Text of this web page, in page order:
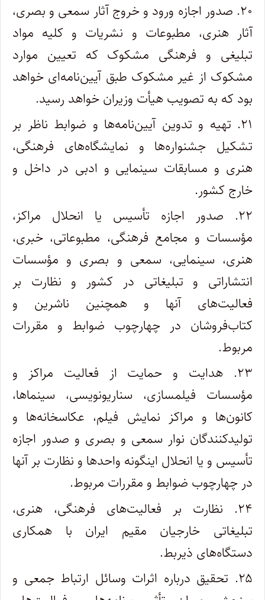
۲۰. صدور اجازه ورود و خروج آثار سمعی و بصری،
آثار هنری، مطبوعات و نشریات و کلیه مواد
تبلیغی و فرهنگی مشکوک که تعیین موارد
مشکوک از غیر مشکوک طبق آیین‌نامه‌ای خواهد
بود که به تصویب هیأت وزیران خواهد رسید.
۲۱. تهیه و تدوین آیین‌نامه‌ها و ضوابط ناظر بر
تشکیل جشنواره‌ها و نمایشگاه‌های فرهنگی،
هنری و مسابقات سینمایی و ادبی در داخل و
خارج ‌کشور.
۲۲. صدور اجازه تأسیس یا انحلال مراکز،
مؤسسات و مجامع فرهنگی، مطبوعاتی، خبری،
هنری، سینمایی، سمعی و بصری و مؤسسات
‌انتشاراتی و تبلیغاتی در کشور و نظارت بر
فعالیت‌های آنها و همچنین ناشرین و
کتاب‌فروشان در چهارچوب ضوابط و مقررات
مربوط.
۲۳. هدایت و حمایت از فعالیت مراکز و
مؤسسات فیلمسازی، سناریونویسی، سینماها،
کانون‌ها و مراکز نمایش فیلم، عکاسخانه‌ها و
تولیدکنندگان‌ نوار سمعی و بصری و صدور اجازه
تأسیس و یا انحلال اینگونه واحدها و نظارت بر آنها
در چهارچوب ضوابط و مقررات مربوط.
۲۴. نظارت بر فعالیت‌های فرهنگی، هنری،
تبلیغاتی خارجیان مقیم ایران با همکاری
دستگاه‌های ذیربط.
۲۵. تحقیق درباره اثرات وسائل ارتباط جمعی و